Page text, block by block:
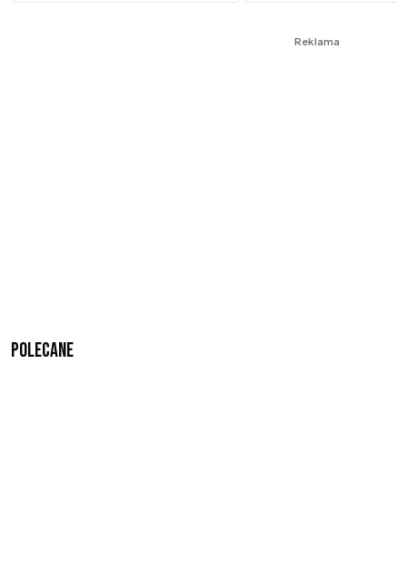
Reklama
Polecane